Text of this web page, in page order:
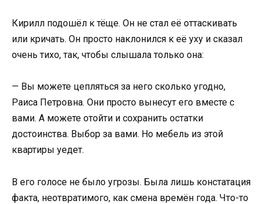
Кирилл подошёл к тёще. Он не стал её оттаскивать
или кричать. Он просто наклонился к её уху и сказал
очень тихо, так, чтобы слышала только она:
— Вы можете цепляться за него сколько угодно,
Раиса Петровна. Они просто вынесут его вместе с
вами. А можете отойти и сохранить остатки
достоинства. Выбор за вами. Но мебель из этой
квартиры уедет.
В его голосе не было угрозы. Была лишь констатация
факта, неотвратимого, как смена времён года. Что-то